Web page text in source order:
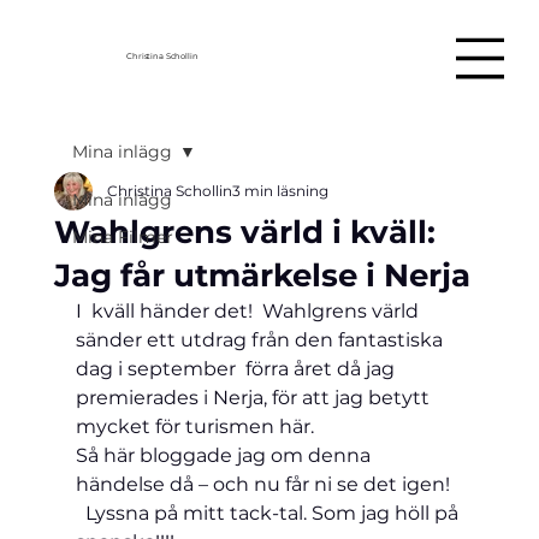
Christina Schollin
Mina inlägg
Mina Filmer
Mina inlägg
Wahlgrens värld i kväll:
Jag får utmärkelse i Nerja
Christina Schollin3 min läsning
I  kväll händer det!  Wahlgrens värld
sänder ett utdrag från den fantastiska
dag i september  förra året då jag
premierades i Nerja, för att jag betytt
mycket för turismen här.
Så här bloggade jag om denna
händelse då – och nu får ni se det igen!
Lyssna på mitt tack-tal. Som jag höll på